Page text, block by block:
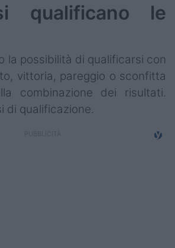
qualificano le
la possibilità di qualificarsi con
vittoria, pareggio o sconfitta
combinazione dei risultati.
di qualificazione.